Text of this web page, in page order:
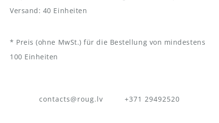
Versand: 40 Einheiten
* Preis (ohne MwSt.) für die Bestellung von mindestens
100 Einheiten
contacts@roug.lv +371 29492520